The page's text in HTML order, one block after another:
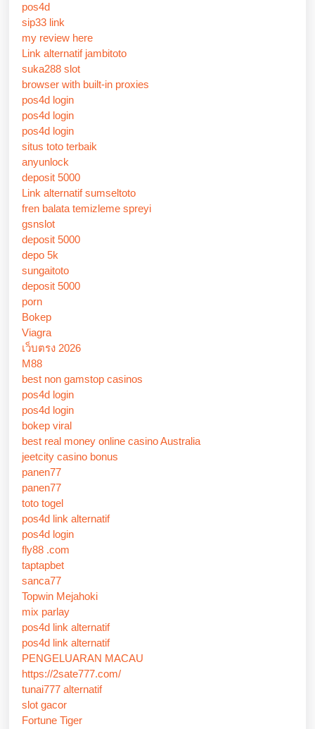
pos4d
sip33 link
my review here
Link alternatif jambitoto
suka288 slot
browser with built-in proxies
pos4d login
pos4d login
pos4d login
situs toto terbaik
anyunlock
deposit 5000
Link alternatif sumseltoto
fren balata temizleme spreyi
gsnslot
deposit 5000
depo 5k
sungaitoto
deposit 5000
porn
Bokep
Viagra
เว็บตรง 2026
M88
best non gamstop casinos
pos4d login
pos4d login
bokep viral
best real money online casino Australia
jeetcity casino bonus
panen77
panen77
toto togel
pos4d link alternatif
pos4d login
fly88 .com
taptapbet
sanca77
Topwin Mejahoki
mix parlay
pos4d link alternatif
pos4d link alternatif
PENGELUARAN MACAU
https://2sate777.com/
tunai777 alternatif
slot gacor
Fortune Tiger